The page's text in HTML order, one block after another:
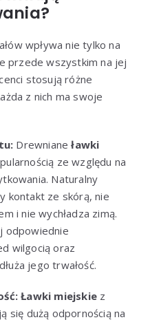
wpływa nie tylko na
przede wszystkim na jej
stosują różne
z nich ma swoje
Drewnianeławki
ze względu na
Naturalny
kontakt ze skórą, nie
i nie wychładza zimą.
odpowiednie
wilgocią oraz
jego trwałość.
Ławki miejskie z
się dużą odpornością na